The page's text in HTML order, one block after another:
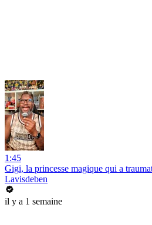
1:45
Gigi, la princesse magique qui a
Lavisdeben
il y a 1 semaine